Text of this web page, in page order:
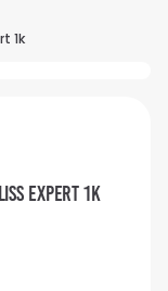
1k
Expert 1k